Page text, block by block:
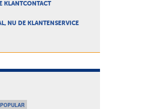
KLANTCONTACT
NU DE KLANTENSERVICE
POPULAR